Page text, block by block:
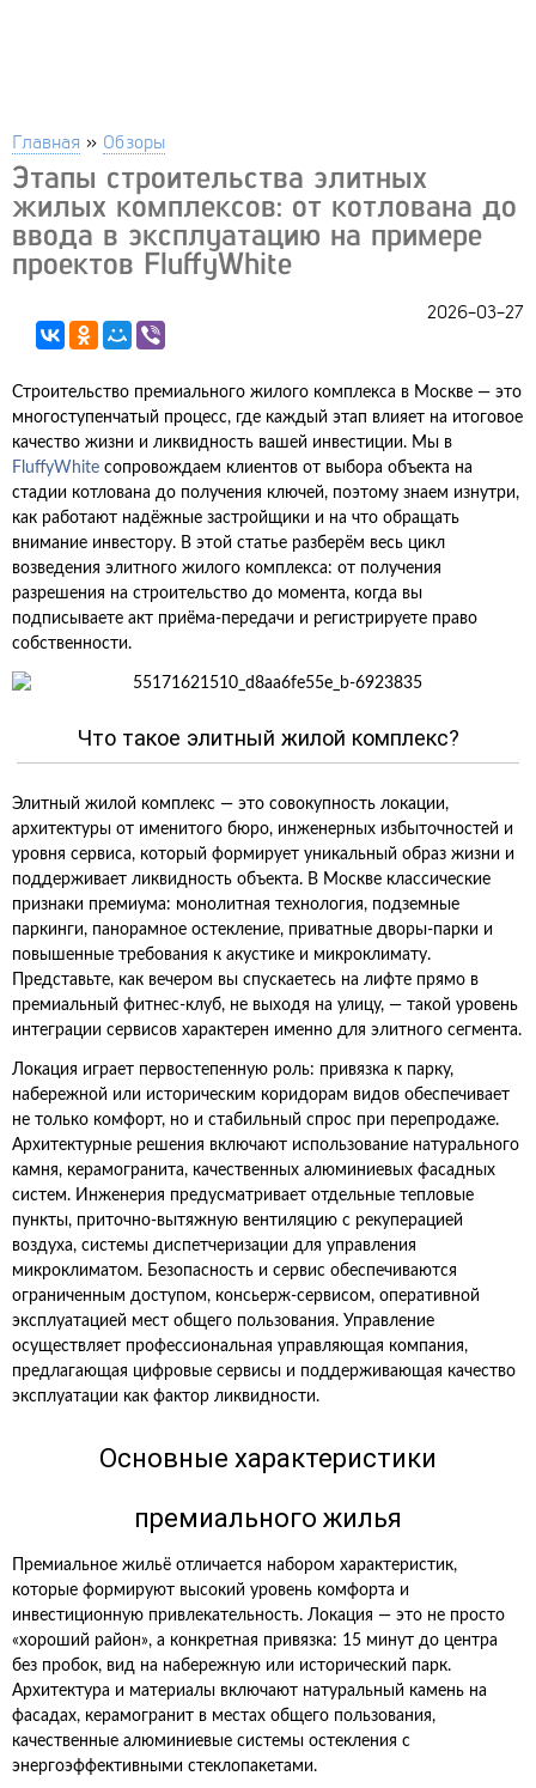
Главная » Обзоры
Этапы строительства элитных
жилых комплексов: от котлована до
ввода в эксплуатацию на примере
проектов FluffyWhite
2026-03-27
Строительство премиального жилого комплекса в Москве — это
многоступенчатый процесс, где каждый этап влияет на итоговое
качество жизни и ликвидность вашей инвестиции. Мы в
FluffyWhite сопровождаем клиентов от выбора объекта на
стадии котлована до получения ключей, поэтому знаем изнутри,
как работают надёжные застройщики и на что обращать
внимание инвестору. В этой статье разберём весь цикл
возведения элитного жилого комплекса: от получения
разрешения на строительство до момента, когда вы
подписываете акт приёма‑передачи и регистрируете право
собственности.
Что такое элитный жилой комплекс?
Элитный жилой комплекс — это совокупность локации,
архитектуры от именитого бюро, инженерных избыточностей и
уровня сервиса, который формирует уникальный образ жизни и
поддерживает ликвидность объекта. В Москве классические
признаки премиума: монолитная технология, подземные
паркинги, панорамное остекление, приватные дворы‑парки и
повышенные требования к акустике и микроклимату.
Представьте, как вечером вы спускаетесь на лифте прямо в
премиальный фитнес‑клуб, не выходя на улицу, — такой уровень
интеграции сервисов характерен именно для элитного сегмента.
Локация играет первостепенную роль: привязка к парку,
набережной или историческим коридорам видов обеспечивает
не только комфорт, но и стабильный спрос при перепродаже.
Архитектурные решения включают использование натурального
камня, керамогранита, качественных алюминиевых фасадных
систем. Инженерия предусматривает отдельные тепловые
пункты, приточно‑вытяжную вентиляцию с рекуперацией
воздуха, системы диспетчеризации для управления
микроклиматом. Безопасность и сервис обеспечиваются
ограниченным доступом, консьерж‑сервисом, оперативной
эксплуатацией мест общего пользования. Управление
осуществляет профессиональная управляющая компания,
предлагающая цифровые сервисы и поддерживающая качество
эксплуатации как фактор ликвидности.
Основные характеристики
премиального жилья
Премиальное жильё отличается набором характеристик,
которые формируют высокий уровень комфорта и
инвестиционную привлекательность. Локация — это не просто
«хороший район», а конкретная привязка: 15 минут до центра
без пробок, вид на набережную или исторический парк.
Архитектура и материалы включают натуральный камень на
фасадах, керамогранит в местах общего пользования,
качественные алюминиевые системы остекления с
энергоэффективными стеклопакетами.